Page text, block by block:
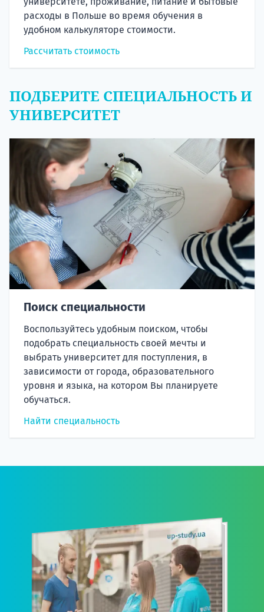
расходы в Польше во время обучения в
удобном калькуляторе стоимости.
Рассчитать стоимость
ПОДБЕРИТЕ СПЕЦИАЛЬНОСТЬ И
УНИВЕРСИТЕТ
Поиск специальности
Воспользуйтесь удобным поиском, чтобы
подобрать специальность своей мечты и
выбрать университет для поступления, в
зависимости от города, образовательного
уровня и языка, на котором Вы планируете
обучаться.
Найти специальность